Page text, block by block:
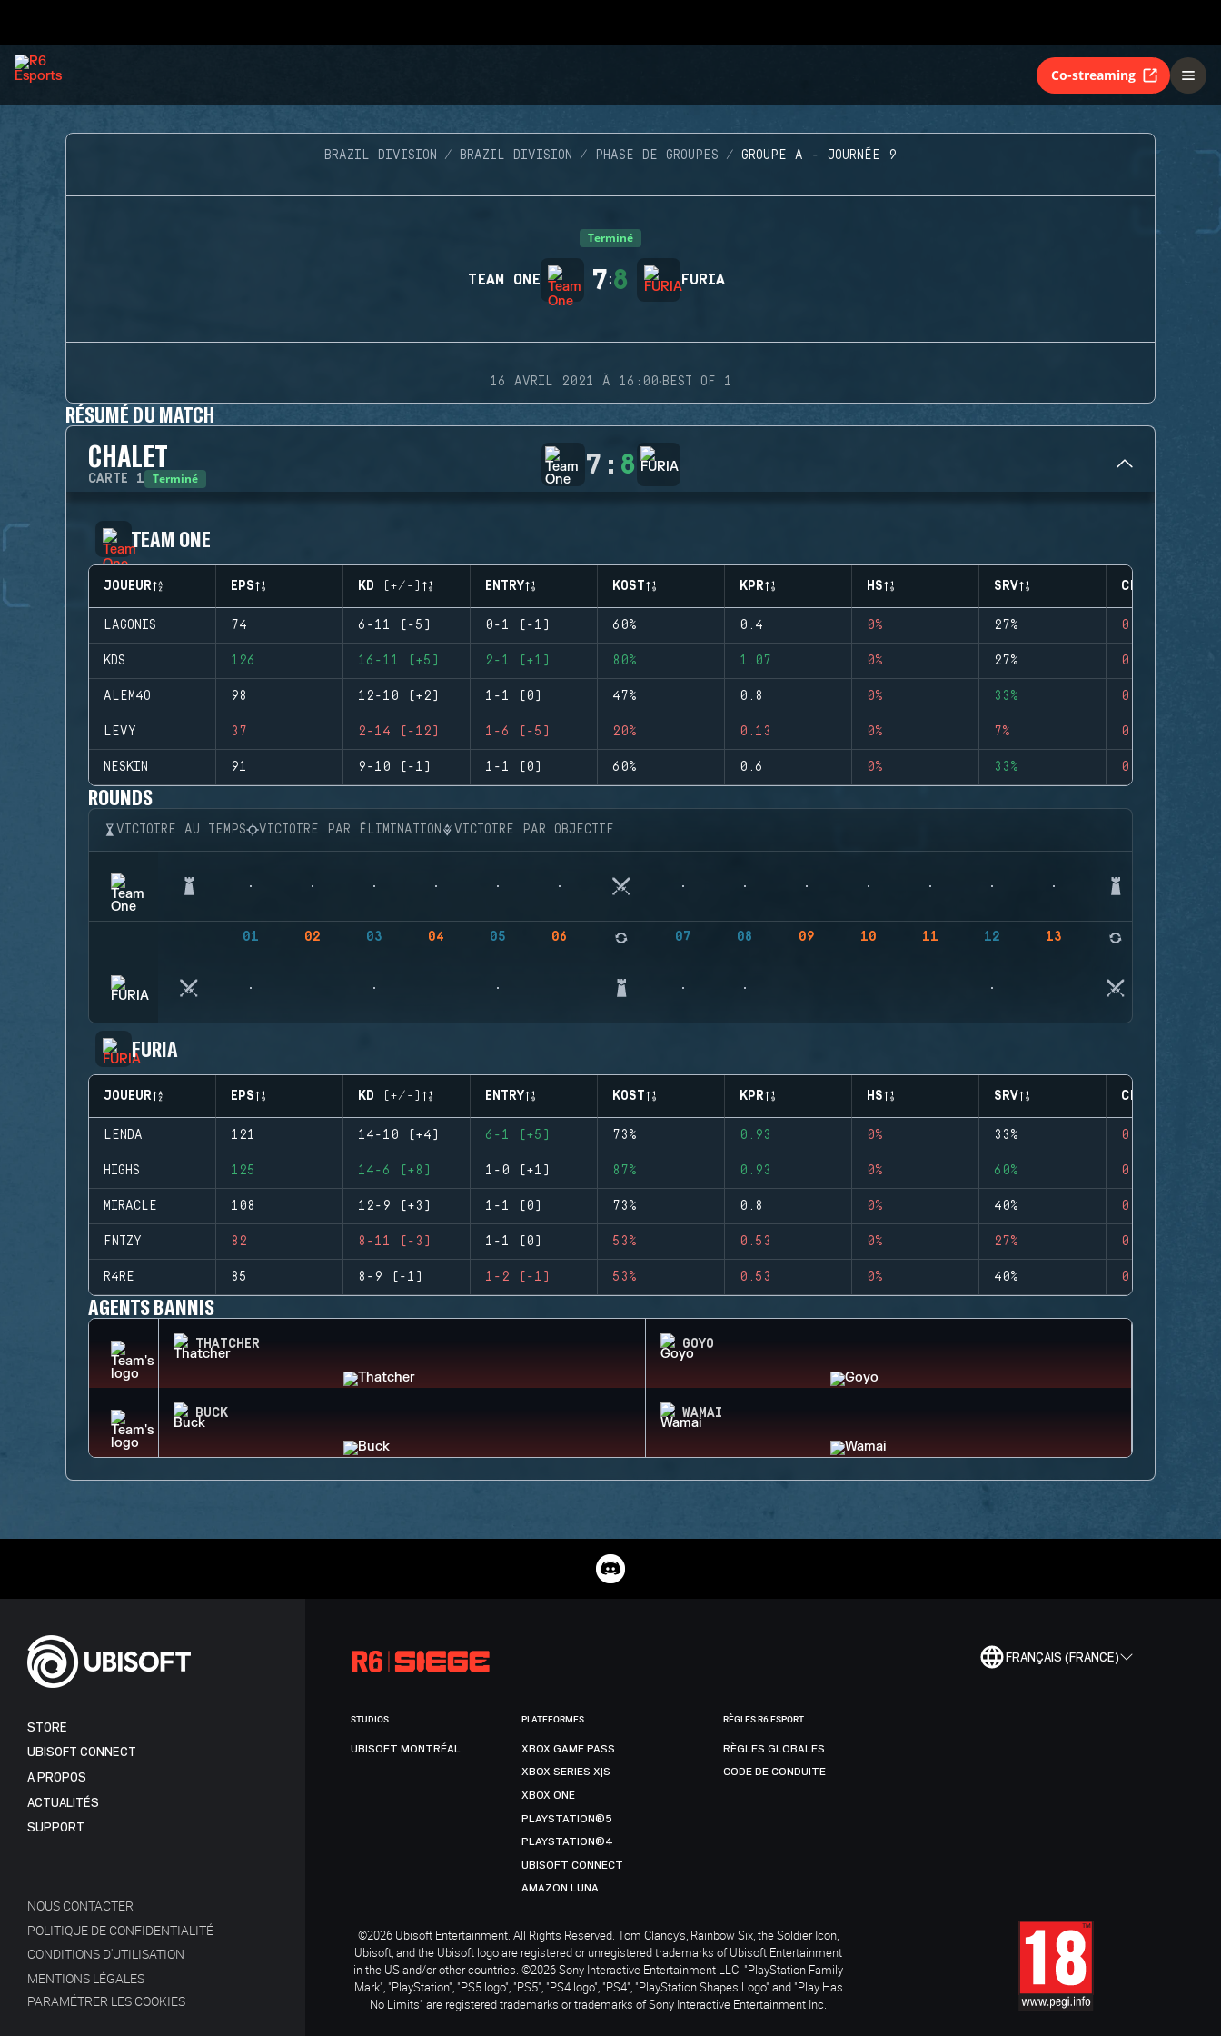
Co-streaming
BRAZIL DIVISION BRAZIL DIVISION PHASE DE GROUPES GROUPE A - JOURNÉE 9
Terminé
TEAM ONE 7:8 FURIA
16 AVRIL 2021 À 16:00·BEST OF 1
RÉSUMÉ DU MATCH
CHALET
CARTE 1 Terminé 7 : 8
TEAM ONE
JOUEUR EPS KD (+/-) ENTRY KOST KPR HS SRV CLUTCHES
LAGONIS 74 6-11 (-5) 0-1 (-1) 60% 0.4 0% 27% 0
KDS 126 16-11 (+5) 2-1 (+1) 80% 1.07 0% 27% 0
ALEM4O 98 12-10 (+2) 1-1 (0) 47% 0.8 0% 33% 0
LEVY 37 2-14 (-12) 1-6 (-5) 20% 0.13 0% 7% 0
NESKIN 91 9-10 (-1) 1-1 (0) 60% 0.6 0% 33% 0
ROUNDS
VICTOIRE AU TEMPS VICTOIRE PAR ÉLIMINATION VICTOIRE PAR OBJECTIF
01 02 03 04 05 06 07 08 09 10 11 12 13
FURIA
JOUEUR EPS KD (+/-) ENTRY KOST KPR HS SRV CLUTCHES
LENDA 121 14-10 (+4) 6-1 (+5) 73% 0.93 0% 33% 0
HIGHS 125 14-6 (+8) 1-0 (+1) 87% 0.93 0% 60% 0
MIRACLE 108 12-9 (+3) 1-1 (0) 73% 0.8 0% 40% 0
FNTZY 82 8-11 (-3) 1-1 (0) 53% 0.53 0% 27% 0
R4RE 85 8-9 (-1) 1-2 (-1) 53% 0.53 0% 40% 0
AGENTS BANNIS
THATCHER GOYO
BUCK WAMAI
FRANÇAIS (FRANCE)
STORE
UBISOFT CONNECT
A PROPOS
ACTUALITÉS
SUPPORT
NOUS CONTACTER
POLITIQUE DE CONFIDENTIALITÉ
CONDITIONS D'UTILISATION
MENTIONS LÉGALES
PARAMÉTRER LES COOKIES
STUDIOS
UBISOFT MONTRÉAL
PLATEFORMES
XBOX GAME PASS
XBOX SERIES X|S
XBOX ONE
PLAYSTATION®5
PLAYSTATION®4
UBISOFT CONNECT
AMAZON LUNA
RÈGLES R6 ESPORT
RÈGLES GLOBALES
CODE DE CONDUITE
©2026 Ubisoft Entertainment. All Rights Reserved. Tom Clancy’s, Rainbow Six, the Soldier Icon,
Ubisoft, and the Ubisoft logo are registered or unregistered trademarks of Ubisoft Entertainment
in the US and/or other countries. ©2026 Sony Interactive Entertainment LLC. "PlayStation Family
Mark", "PlayStation", "PS5 logo", "PS5", "PS4 logo", "PS4", "PlayStation Shapes Logo" and "Play Has
No Limits" are registered trademarks or trademarks of Sony Interactive Entertainment Inc.